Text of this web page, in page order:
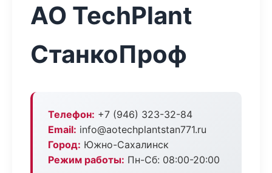
АО TechPlant
СтанкоПроф
Телефон: +7 (946) 323-32-84
Email: info@aotechplantstan771.ru
Город: Южно-Сахалинск
Режим работы: Пн-Сб: 08:00-20:00